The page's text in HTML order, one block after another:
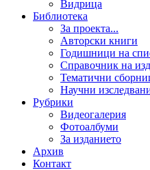
Видрица
Библиотека
За проекта...
Авторски книги
Годишници на
Справочник на
Тематични
Научни
Рубрики
Видеогалерия
Фотоалбуми
За изданието
Архив
Контакт